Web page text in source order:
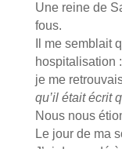
Une reine de
fous.
Il me semblait
hospitalisation :
je me
qu’il était écrit
Nous nous
Le jour de ma